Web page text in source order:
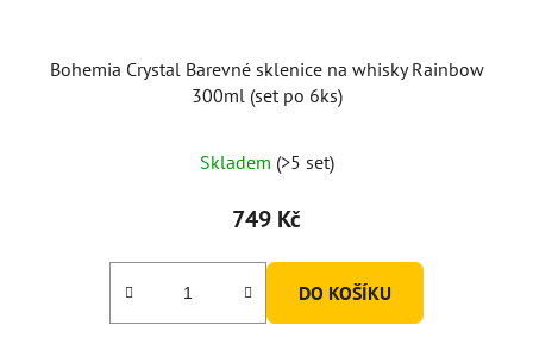
Bohemia Crystal Barevné sklenice na whisky Rainbow
300ml (set po 6ks)
Skladem (>5 set)
749 Kč
DO KOŠÍKU